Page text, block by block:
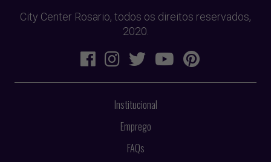
City Center Rosario, todos os direitos reservados,
2020.
Institucional
Emprego
FAQs